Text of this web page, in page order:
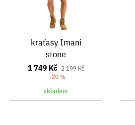
kraťasy Imani
stone
1 749 Kč 2 199 Kč
-20 %
skladem